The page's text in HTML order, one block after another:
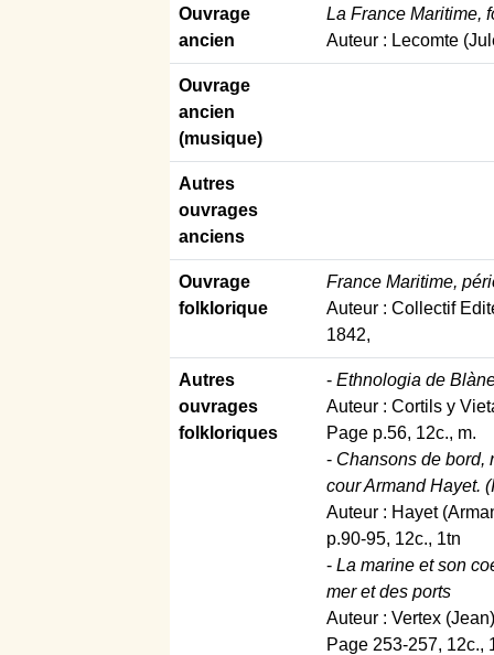
Ouvrage
ancien
La France Maritime,
Auteur : Lecomte
Ouvrage
ancien
(musique)
Autres
ouvrages
anciens
Ouvrage
folklorique
France Maritime,
Auteur : Collectif
1842,
Autres
ouvrages
folkloriques
- Ethnologia de
Auteur : Cortils y
Page p.56, 12c., m.
- Chansons de bord,
cour Armand Hayet.
Auteur : Hayet
p.90-95, 12c., 1tn
- La marine et son
mer et des ports
Auteur : Vertex
Page 253-257, 12c.,